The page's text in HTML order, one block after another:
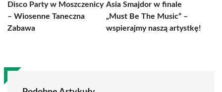
Disco Party w Moszczenicy
– Wiosenne Taneczna
Zabawa
Asia Smajdor w finale
„Must Be The Music” –
wspierajmy naszą artystkę!